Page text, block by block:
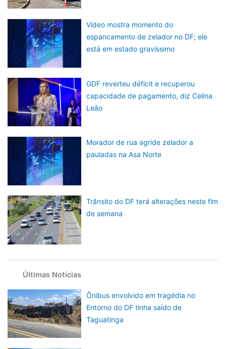
Vídeo mostra momento do
espancamento de zelador no DF; ele
está em estado gravíssimo
GDF reverteu déficit e recuperou
capacidade de pagamento, diz Celina
Leão
Morador de rua agride zelador a
pauladas na Asa Norte
Trânsito do DF terá alterações neste fim
de semana
Últimas Notícias
Ônibus envolvido em tragédia no
Entorno do DF tinha saído de
Taguatinga